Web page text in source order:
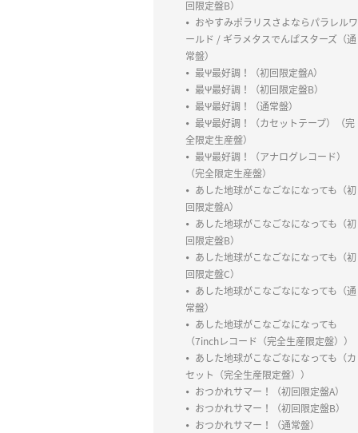
回限定盤B）
おやすみポラリスさよならパラレルワ
ールド / ギラメタスでんぱスターズ（通
常盤）
最Ψ最好調！（初回限定盤A）
最Ψ最好調！（初回限定盤B）
最Ψ最好調！（通常盤）
最Ψ最好調！（カセットテープ）（完
全限定生産盤）
最Ψ最好調！（アナログレコード）
（完全限定生産盤）
あした地球がこなごなになっても（初
回限定盤A）
あした地球がこなごなになっても（初
回限定盤B）
あした地球がこなごなになっても（初
回限定盤C）
あした地球がこなごなになっても（通
常盤）
あした地球がこなごなになっても
（7inchレコード（完全生産限定盤））
あした地球がこなごなになっても（カ
セット（完全生産限定盤））
おつかれサマー！（初回限定盤A）
おつかれサマー！（初回限定盤B）
おつかれサマー！（通常盤）